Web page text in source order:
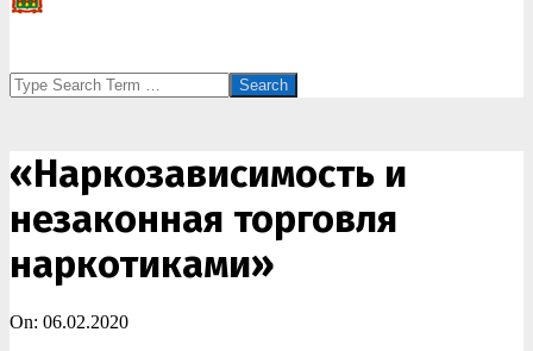
Search
«Наркозависимость и
незаконная торговля
наркотиками»
On: 06.02.2020